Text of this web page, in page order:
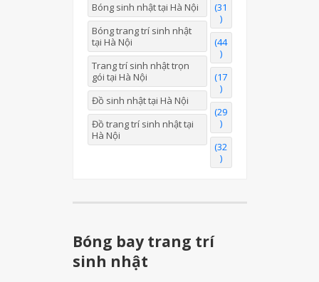
Bóng sinh nhật tại Hà Nội
(31
)
Bóng trang trí sinh nhật
tại Hà Nội
(44
)
Trang trí sinh nhật trọn
gói tại Hà Nội
(17
)
Đồ sinh nhật tại Hà Nội
(29
)
Đồ trang trí sinh nhật tại
Hà Nội
(32
)
Bóng bay trang trí
sinh nhật